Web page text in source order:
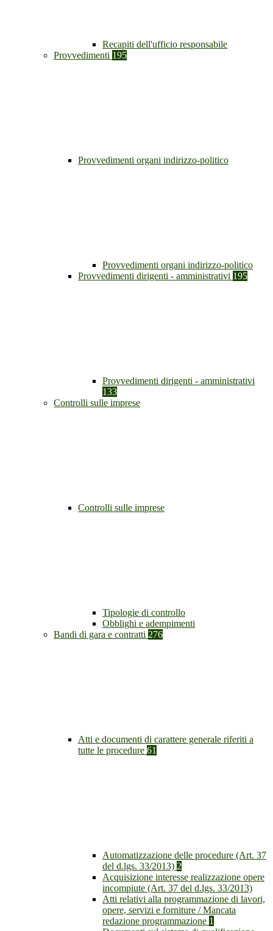
Recapiti dell'ufficio responsabile
Provvedimenti 195
Provvedimenti organi indirizzo-politico
Provvedimenti organi indirizzo-politico
Provvedimenti dirigenti - amministrativi 195
Provvedimenti dirigenti - amministrativi
133
Controlli sulle imprese
Controlli sulle imprese
Tipologie di controllo
Obblighi e adempimenti
Bandi di gara e contratti 276
Atti e documenti di carattere generale riferiti a
tutte le procedure 61
Automatizzazione delle procedure (Art. 37
del d.lgs. 33/2013) 2
Acquisizione interesse realizzazione opere
incompiute (Art. 37 del d.lgs. 33/2013)
Atti relativi alla programmazione di lavori,
opere, servizi e forniture / Mancata
redazione programmazione 1